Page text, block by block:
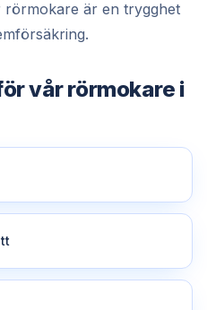
är en trygghet
vårrörmokare i